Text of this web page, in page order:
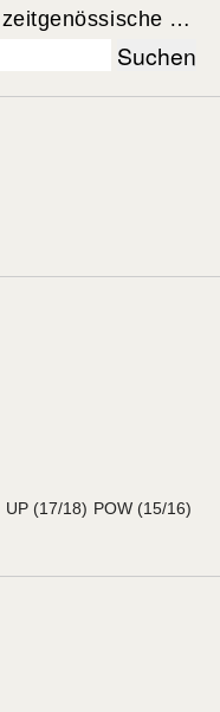
Galerie Wedding - Raum für zeitgenössische Kunst
UP (17/18) POW (15/16)